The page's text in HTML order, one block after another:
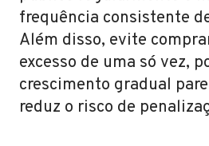
frequência consistente
Além disso, evite
excesso de uma só vez,
crescimento gradual
reduz o risco de